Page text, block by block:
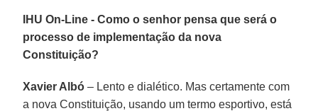
IHU On-Line - Como o senhor pensa que será o
processo de implementação da nova
Constituição?
Xavier Albó – Lento e dialético. Mas certamente com
a nova Constituição, usando um termo esportivo, está